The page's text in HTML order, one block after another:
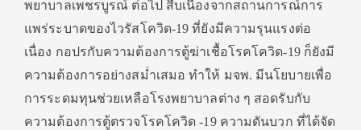
พยาบาลเพชรบูรณ์ ต่อไป สืบเนื่องจากสถานการณ์การ
แพร่ระบาดของไวรัสโควิด-19 ที่ยังมีความรุนแรงต่อ
เนื่อง กอปรกับความต้องการตู้ฆ่าเชื้อโรคโควิด-19 ก็ยังมี
ความต้องการอย่างสม่ำเสมอ ทำให้ มจพ. มีนโยบายเพื่อ
การระดมทุนช่วยเหลือโรงพยาบาลต่าง ๆ สอดรับกับ
ความต้องการตู้ตรวจโรคโควิด -19 ความดันบวก ที่ได้จัด